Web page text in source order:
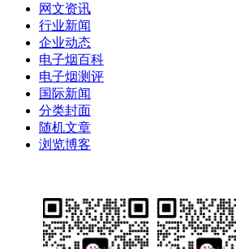
网文资讯
行业新闻
企业动态
电子烟百科
电子烟测评
国际新闻
分类封面
随机文章
浏览博客